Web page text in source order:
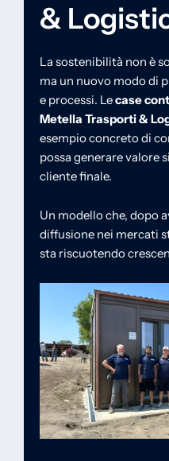
&
La sostenibilità non è
ma un nuovo modo di
e processi. Lecase
Metella Trasporti &
esempio concreto di
possa generare valore
cliente finale.
Un modello che, dopo
diffusione nei mercati
sta riscuotendo